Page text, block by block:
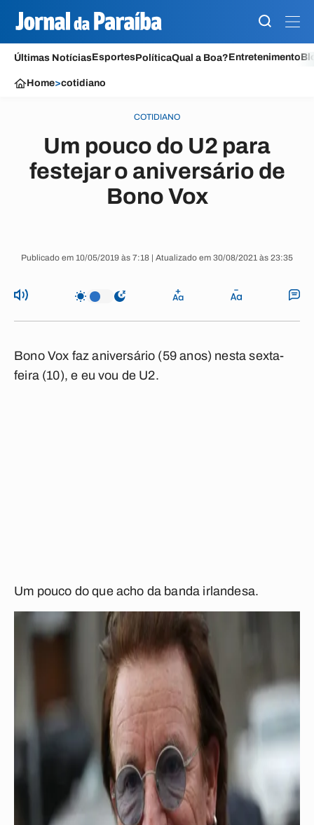
Últimas NotíciasEsportesPolíticaQual a Boa?Entretenimento
Home>cotidiano
COTIDIANO
Um pouco do U2 para
festejar o aniversário de
Bono Vox
Publicado em 10/05/2019 às 7:18 | Atualizado em 30/08/2021 às 23:35
Bono Vox faz aniversário (59 anos) nesta sexta-
feira (10), e eu vou de U2.
Um pouco do que acho da banda irlandesa.